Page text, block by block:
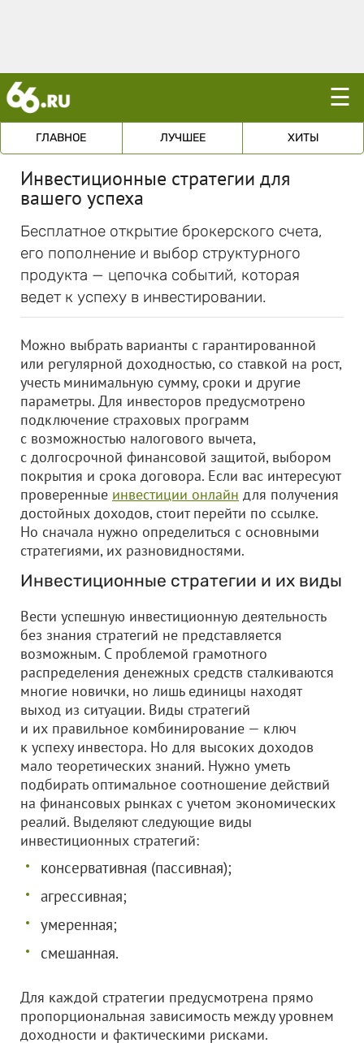
☰
ГЛАВНОЕ ЛУЧШЕЕ ХИТЫ
Инвестиционные стратегии для
вашего успеха
Бесплатное открытие брокерского счета,
его пополнение и выбор структурного
продукта — цепочка событий, которая
ведет к успеху в инвестировании.
Можно выбрать варианты с гарантированной
или регулярной доходностью, со ставкой на рост,
учесть минимальную сумму, сроки и другие
параметры. Для инвесторов предусмотрено
подключение страховых программ
с возможностью налогового вычета,
с долгосрочной финансовой защитой, выбором
покрытия и срока договора. Если вас интересуют
проверенные инвестиции онлайн для получения
достойных доходов, стоит перейти по ссылке.
Но сначала нужно определиться с основными
стратегиями, их разновидностями.
Инвестиционные стратегии и их виды
Вести успешную инвестиционную деятельность
без знания стратегий не представляется
возможным. С проблемой грамотного
распределения денежных средств сталкиваются
многие новички, но лишь единицы находят
выход из ситуации. Виды стратегий
и их правильное комбинирование — ключ
к успеху инвестора. Но для высоких доходов
мало теоретических знаний. Нужно уметь
подбирать оптимальное соотношение действий
на финансовых рынках с учетом экономических
реалий. Выделяют следующие виды
инвестиционных стратегий:
консервативная (пассивная);
агрессивная;
умеренная;
смешанная.
Для каждой стратегии предусмотрена прямо
пропорциональная зависимость между уровнем
доходности и фактическими рисками.